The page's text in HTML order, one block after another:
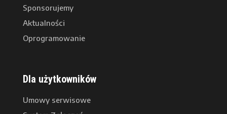
Sponsorujemy
Aktualności
Oprogramowanie
Dla użytkowników
Umowy serwisowe